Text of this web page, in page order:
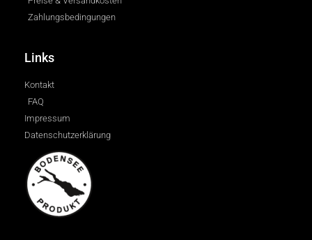
Zahlungsbedingungen
Links
Kontakt
FAQ
Impressum
Datenschutzerklärung